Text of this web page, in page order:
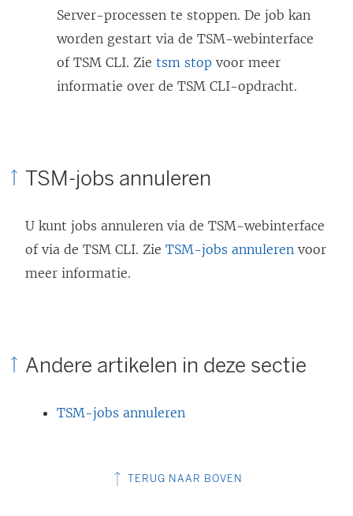
Server-processen te stoppen. De job kan
worden gestart via de TSM-webinterface
of TSM CLI. Zie tsm stop voor meer
informatie over de TSM CLI-opdracht.
TSM-jobs annuleren
U kunt jobs annuleren via de TSM-webinterface
of via de TSM CLI. Zie TSM-jobs annuleren voor
meer informatie.
Andere artikelen in deze sectie
TSM-jobs annuleren
TERUG NAAR BOVEN